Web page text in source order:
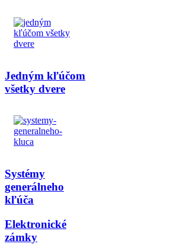
Jedným kľúčom
všetky dvere
Systémy
generálneho
kľúča
Elektronické
zámky